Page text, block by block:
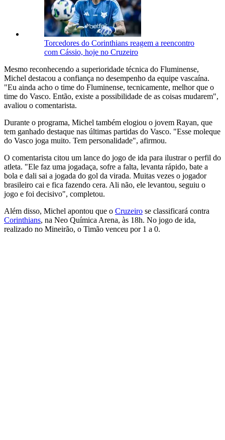
Torcedores do Corinthians reagem a reencontro
com Cássio, hoje no Cruzeiro
Mesmo reconhecendo a superioridade técnica do Fluminense,
Michel destacou a confiança no desempenho da equipe vascaína.
"Eu ainda acho o time do Fluminense, tecnicamente, melhor que o
time do Vasco. Então, existe a possibilidade de as coisas mudarem",
avaliou o comentarista.
Durante o programa, Michel também elogiou o jovem Rayan, que
tem ganhado destaque nas últimas partidas do Vasco. "Esse moleque
do Vasco joga muito. Tem personalidade", afirmou.
O comentarista citou um lance do jogo de ida para ilustrar o perfil do
atleta. "Ele faz uma jogadaça, sofre a falta, levanta rápido, bate a
bola e dali sai a jogada do gol da virada. Muitas vezes o jogador
brasileiro cai e fica fazendo cera. Ali não, ele levantou, seguiu o
jogo e foi decisivo", completou.
Além disso, Michel apontou que o Cruzeiro se classificará contra
Corinthians, na Neo Química Arena, às 18h. No jogo de ida,
realizado no Mineirão, o Timão venceu por 1 a 0.